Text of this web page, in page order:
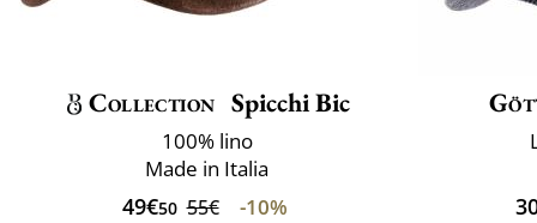
Collection Spicchi Bic
100% lino
Made in Italia
49€50 55€ -10%